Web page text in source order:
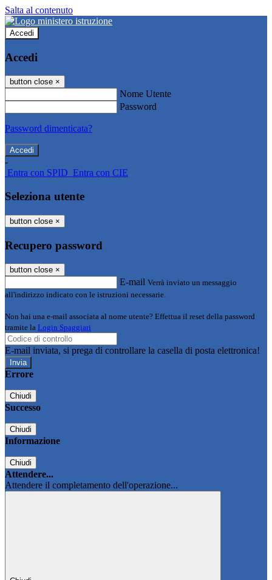
Salta al contenuto
Accedi
Accedi
button close ×
Nome Utente
Password
Password dimenticata?
-
Entra con SPID Entra con CIE
Seleziona utente
button close ×
Recupero password
button close ×
E-mail Verrà inviato un messaggio
all'indirizzo indicato con le istruzioni necessarie.
Non hai una e-mail associata al nome utente? Effettua il reset della password
tramite la Login Spaggiari
E-mail inviata, si prega di controllare la casella di posta elettronica!
Errore
Chiudi
Successo
Chiudi
Informazione
Chiudi
Attendere...
Attendere il completamento dell'operazione...